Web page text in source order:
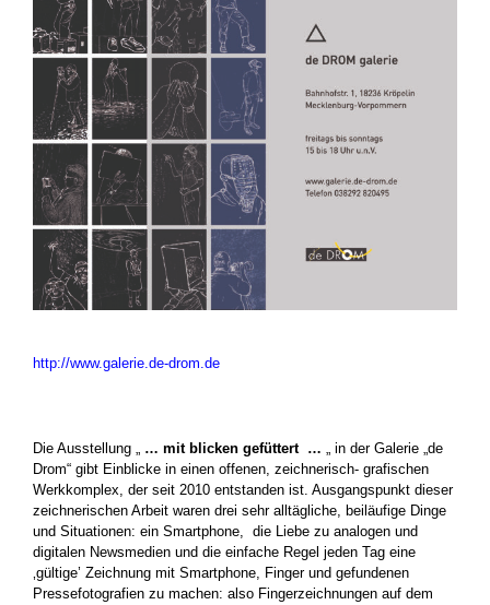
http://www.galerie.de-drom.de
Die Ausstellung „ … mit blicken gefüttert … „ in der Galerie „de
Drom“ gibt Einblicke in einen offenen, zeichnerisch- grafischen
Werkkomplex, der seit 2010 entstanden ist. Ausgangspunkt dieser
zeichnerischen Arbeit waren drei sehr alltägliche, beiläufige Dinge
und Situationen: ein Smartphone, die Liebe zu analogen und
digitalen Newsmedien und die einfache Regel jeden Tag eine
‚gültige’ Zeichnung mit Smartphone, Finger und gefundenen
Pressefotografien zu machen: also Fingerzeichnungen auf dem